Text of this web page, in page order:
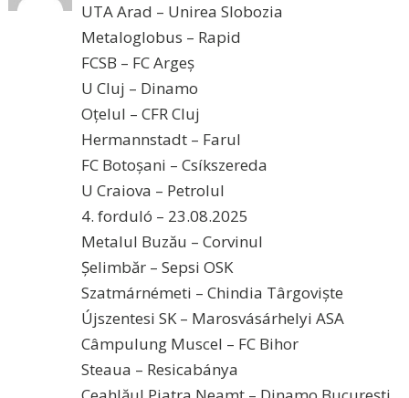
UTA Arad – Unirea Slobozia
Metaloglobus – Rapid
FCSB – FC Argeș
U Cluj – Dinamo
Oțelul – CFR Cluj
Hermannstadt – Farul
FC Botoșani – Csíkszereda
U Craiova – Petrolul
4. forduló – 23.08.2025
Metalul Buzău – Corvinul
Șelimbăr – Sepsi OSK
Szatmárnémeti – Chindia Târgoviște
Újszentesi SK – Marosvásárhelyi ASA
Câmpulung Muscel – FC Bihor
Steaua – Resicabánya